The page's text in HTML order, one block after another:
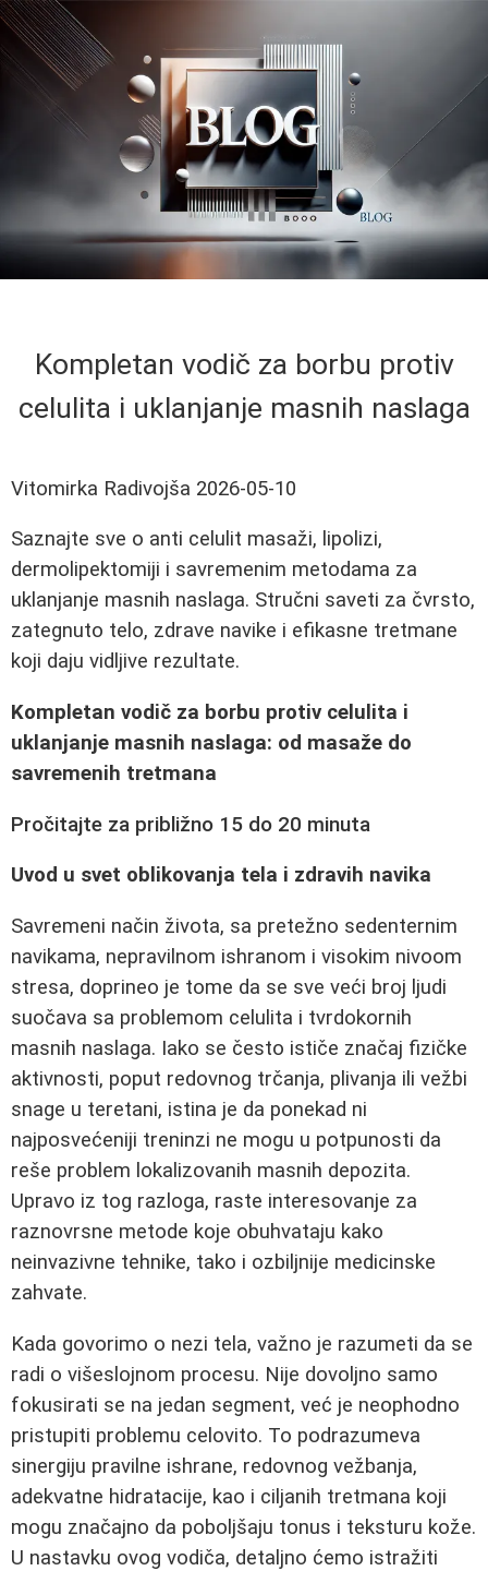
Kompletan vodič za borbu protiv
celulita i uklanjanje masnih naslaga
Vitomirka Radivojša 2026-05-10
Saznajte sve o anti celulit masaži, lipolizi,
dermolipektomiji i savremenim metodama za
uklanjanje masnih naslaga. Stručni saveti za čvrsto,
zategnuto telo, zdrave navike i efikasne tretmane
koji daju vidljive rezultate.
Kompletan vodič za borbu protiv celulita i
uklanjanje masnih naslaga: od masaže do
savremenih tretmana
Pročitajte za približno 15 do 20 minuta
Uvod u svet oblikovanja tela i zdravih navika
Savremeni način života, sa pretežno sedenternim
navikama, nepravilnom ishranom i visokim nivoom
stresa, doprineo je tome da se sve veći broj ljudi
suočava sa problemom celulita i tvrdokornih
masnih naslaga. Iako se često ističe značaj fizičke
aktivnosti, poput redovnog trčanja, plivanja ili vežbi
snage u teretani, istina je da ponekad ni
najposvećeniji treninzi ne mogu u potpunosti da
reše problem lokalizovanih masnih depozita.
Upravo iz tog razloga, raste interesovanje za
raznovrsne metode koje obuhvataju kako
neinvazivne tehnike, tako i ozbiljnije medicinske
zahvate.
Kada govorimo o nezi tela, važno je razumeti da se
radi o višeslojnom procesu. Nije dovoljno samo
fokusirati se na jedan segment, već je neophodno
pristupiti problemu celovito. To podrazumeva
sinergiju pravilne ishrane, redovnog vežbanja,
adekvatne hidratacije, kao i ciljanih tretmana koji
mogu značajno da poboljšaju tonus i teksturu kože.
U nastavku ovog vodiča, detaljno ćemo istražiti